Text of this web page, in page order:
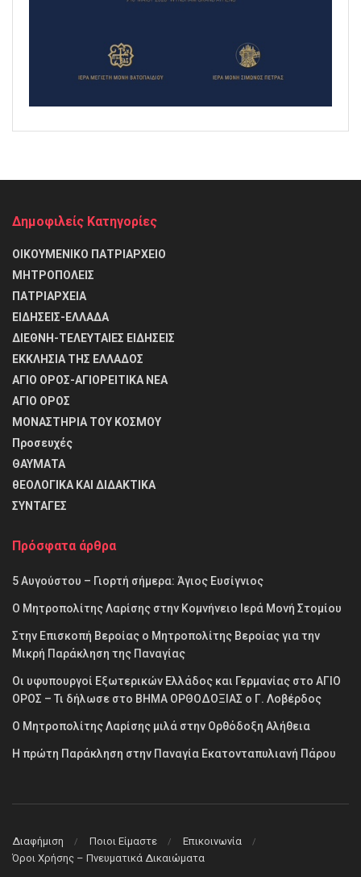
Δημοφιλείς Κατηγορίες
ΟΙΚΟΥΜΕΝΙΚΟ ΠΑΤΡΙΑΡΧΕΙΟ
ΜΗΤΡΟΠΟΛΕΙΣ
ΠΑΤΡΙΑΡΧΕΙΑ
ΕΙΔΗΣΕΙΣ-ΕΛΛΑΔΑ
ΔΙΕΘΝΗ-ΤΕΛΕΥΤΑΙΕΣ ΕΙΔΗΣΕΙΣ
ΕΚΚΛΗΣΙΑ ΤΗΣ ΕΛΛΑΔΟΣ
ΑΓΙΟ ΟΡΟΣ-ΑΓΙΟΡΕΙΤΙΚΑ ΝΕΑ
ΑΓΙΟ ΟΡΟΣ
ΜΟΝΑΣΤΗΡΙΑ ΤΟΥ ΚΟΣΜΟΥ
Προσευχές
ΘΑΥΜΑΤΑ
θΕΟΛΟΓΙΚΑ ΚΑΙ ΔΙΔΑΚΤΙΚΑ
ΣΥΝΤΑΓΕΣ
Πρόσφατα άρθρα
5 Αυγούστου – Γιορτή σήμερα: Άγιος Ευσίγνιος
Ο Μητροπολίτης Λαρίσης στην Κομνήνειο Ιερά Μονή Στομίου
Στην Επισκοπή Βεροίας ο Μητροπολίτης Βεροίας για την
Μικρή Παράκληση της Παναγίας
Οι υφυπουργοί Εξωτερικών Ελλάδος και Γερμανίας στο ΑΓΙΟ
ΟΡΟΣ – Τι δήλωσε στο ΒΗΜΑ ΟΡΘΟΔΟΞΙΑΣ ο Γ. Λοβέρδος
Ο Μητροπολίτης Λαρίσης μιλά στην Ορθόδοξη Αλήθεια
Η πρώτη Παράκληση στην Παναγία Εκατονταπυλιανή Πάρου
Διαφήμιση Ποιοι Είμαστε
Επικοινωνία
Όροι Χρήσης – Πνευματικά Δικαιώματα